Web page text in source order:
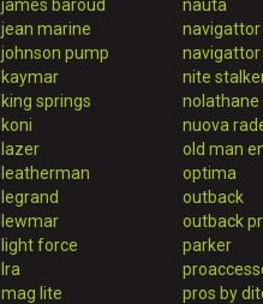
james baroud
jean marine
johnson pump
kaymar
king springs
koni
lazer
leatherman
legrand
lewmar
light force
lra
mag lite
nauta
navigattor
navigattor
nite
nolathane
nuova
old man
optima
outback
outback
parker
pros by